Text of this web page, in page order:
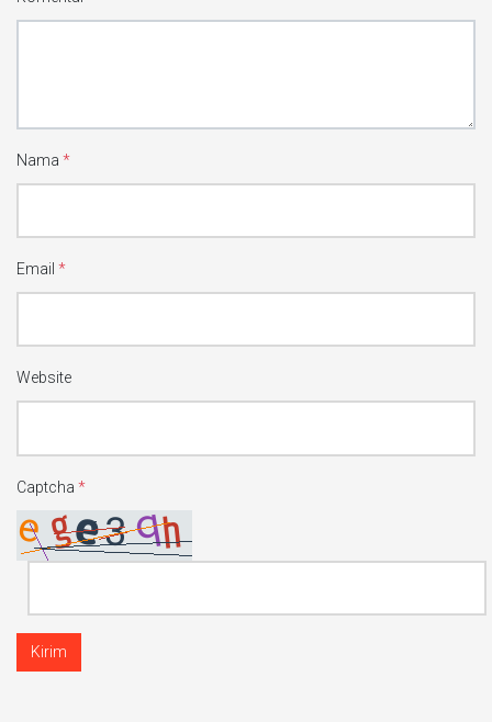
Nama *
Email *
Website
Captcha *
Kirim